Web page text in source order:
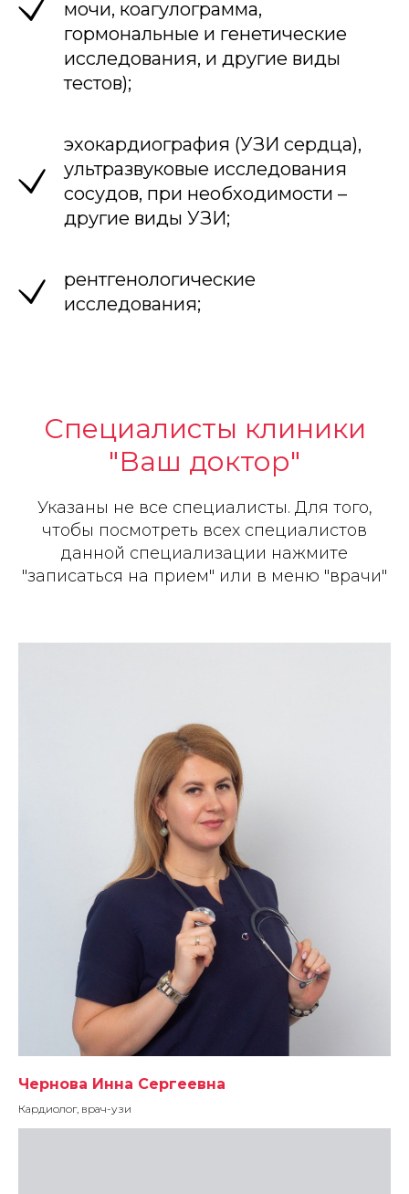
мочи, коагулограмма,
гормональные и генетические
исследования, и другие виды
тестов);
эхокардиография (УЗИ сердца),
ультразвуковые исследования
сосудов, при необходимости –
другие виды УЗИ;
рентгенологические
исследования;
Специалисты клиники
"Ваш доктор"
Указаны не все специалисты. Для того,
чтобы посмотреть всех специалистов
данной специализации нажмите
"записаться на прием" или в меню "врачи"
Чернова Инна Сергеевна
Кардиолог, врач-узи